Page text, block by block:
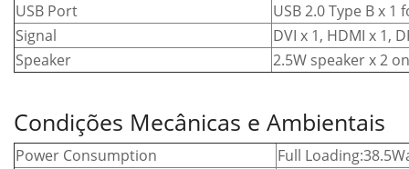
USB Port
USB 2.0 Type B x 1
Signal
DVI x 1, HDMI x 1,
Speaker
2.5W speaker x 2
Condições Mecânicas e Ambientais
Power Consumption
Full